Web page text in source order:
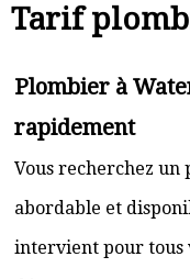
Tarif
Plombier à
rapidement
Vous recherchez
abordable et
intervient pour tous